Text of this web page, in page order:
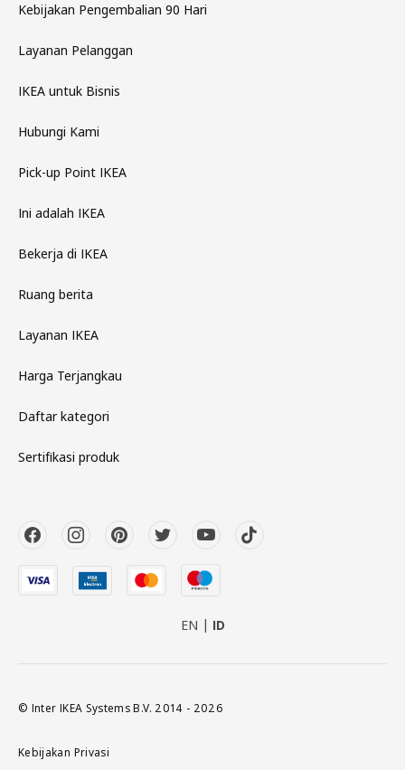
Kebijakan Pengembalian 90 Hari
Layanan Pelanggan
IKEA untuk Bisnis
Hubungi Kami
Pick-up Point IKEA
Ini adalah IKEA
Bekerja di IKEA
Ruang berita
Layanan IKEA
Harga Terjangkau
Daftar kategori
Sertifikasi produk
EN ID
© Inter IKEA Systems B.V. 2014 - 2026
Kebijakan Privasi